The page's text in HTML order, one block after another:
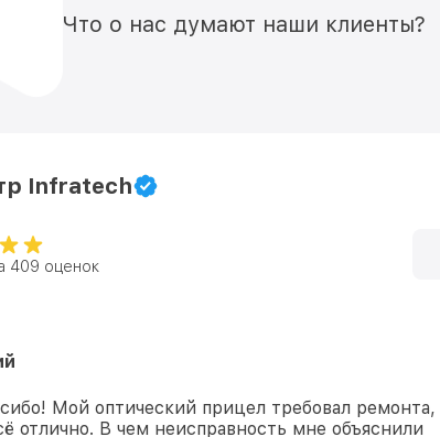
Что о нас думают наши клиенты?
Infratech
409 оценок
Мой оптический прицел требовал ремонта,
отлично. В чем неисправность мне объяснили